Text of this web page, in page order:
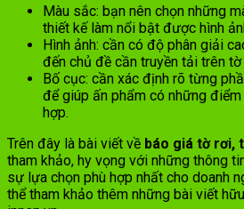
Màu sắc: bạn nên chọn những
thiết kế làm nổi bật được hình
Hình ảnh: cần có độ phân giải
đến chủ đề cần truyền tải trên
Bố cục: cần xác định rõ từng
để giúp ấn phẩm có những
hợp.
Trên đây là bài viết về báo giá tờ rơi,
tham khảo, hy vọng với những thông
sự lựa chọn phù hợp nhất cho doanh
thể tham khảo thêm những bài viết